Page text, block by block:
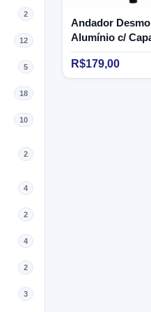
2
12
5
18
10
2
4
2
4
2
3
Andador
Alumínio c/
130kg BC1546
R$179,00